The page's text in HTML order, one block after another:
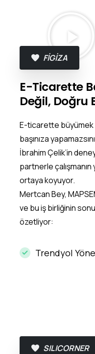
FİGİZA
E-Ticarette
Değil, Doğru
E-ticarette büyümek
başınıza
İbrahim Çelik’in
partnerle çalışmanın
ortaya koyuyor.
Mertcan Bey,
ve bu iş birliğinin
özetliyor:
Trendyol
SILICORNER